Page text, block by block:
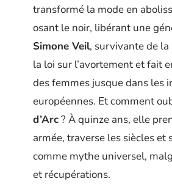
transformé la mode en
osant le noir, libérant une
Simone Veil, survivante de la
la loi sur l’avortement et fait
des femmes jusque dans les
européennes. Et comment
d’Arc? À quinze ans, elle
armée, traverse les siècles et
comme mythe universel,
et récupérations.